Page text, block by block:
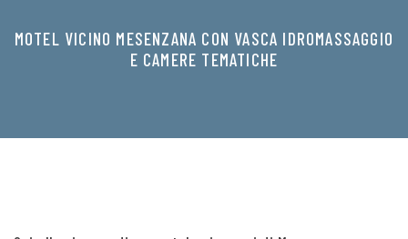
MOTEL VICINO MESENZANA CON VASCA IDROMASSAGGIO
E CAMERE TEMATICHE